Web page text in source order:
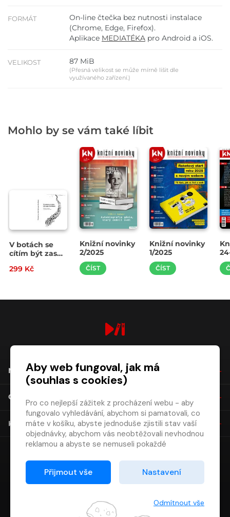
FORMÁT
On-line čtečka bez nutnosti instalace
(Chrome, Edge, Firefox).
Aplikace MEDIATÉKA pro Android a iOS.
VELIKOST 87 MiB
(Přesná velikost se může mírně lišit dle
využívaného zařízení.)
Mohlo by se vám také líbit
V botách se
cítím být zase
299 Kč
Knižní novinky
2/2025
ČÍST
Knižní novinky
1/2025
ČÍST
NÁKUP
O SPOLEČNOSTI
KONTAKT
Aby web fungoval, jak má
(souhlas s cookies)
Pro co nejlepší zážitek z procházení webu - aby
fungovalo vyhledávání, abychom si pamatovali, co
máte v košíku, abyste jednoduše zjistili stav vaší
objednávky, abychom vás neobtěžovali nevhodnou
reklamou a abyste se nemuseli pokaždé
Proto od vás potřebujeme souhlas se
zpracováním souborů cookies
Děkujeme, že nám ho dáte a pomůžete nám tak
Přijmout vše Nastavení
Odmítnout vše